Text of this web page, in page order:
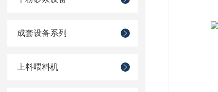
成套设备系列
上料喂料机